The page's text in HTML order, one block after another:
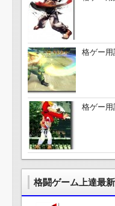
格ゲー用
格ゲー用
格闘ゲーム上達最